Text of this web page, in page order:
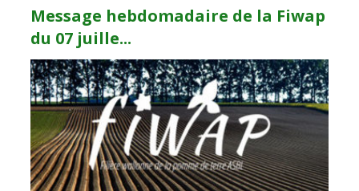
Message hebdomadaire de la Fiwap
du 07 juille...